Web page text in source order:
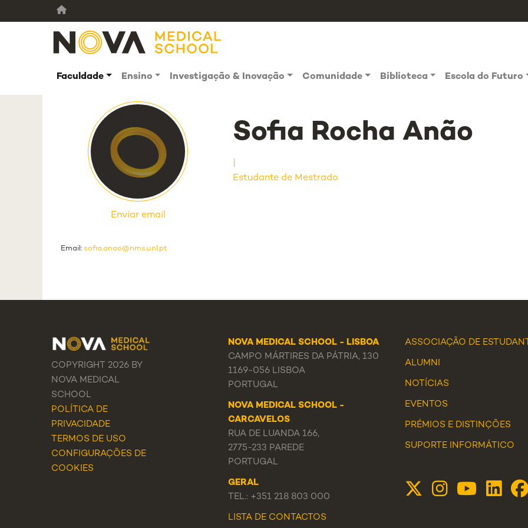
Faculdade Ensino Investigação & Inovação Comunidade Biblioteca Escola do Futuro
Enviar email
Email: sofia.anao@nms.unl.pt
Sofia Rocha Anão
Estudante de Mestrado
COPYRIGHT 2026 BY
NOVA MEDICAL
SCHOOL
POLÍTICA DE
PRIVACIDADE
TERMOS DE USO
CONFIGURAÇÕES DE
COOKIES
NOVA MEDICAL SCHOOL - LISBOA
CAMPO MÁRTIRES DA PÁTRIA, 130
1169-056 LISBOA
PORTUGAL
NOVA MEDICAL SCHOOL -
CARCAVELOS
RUA DE LUANDA 166,
2775-233 PAREDE
PORTUGAL
GERAL
TEL.: +351 218 803 000
LISTA DE CONTACTOS
ASSOCIAÇÃO DE
ALUMNI
NOTÍCIAS
EVENTOS
PRÉMIOS E DISTINÇÕES
SUPORTE INFORMÁTICO